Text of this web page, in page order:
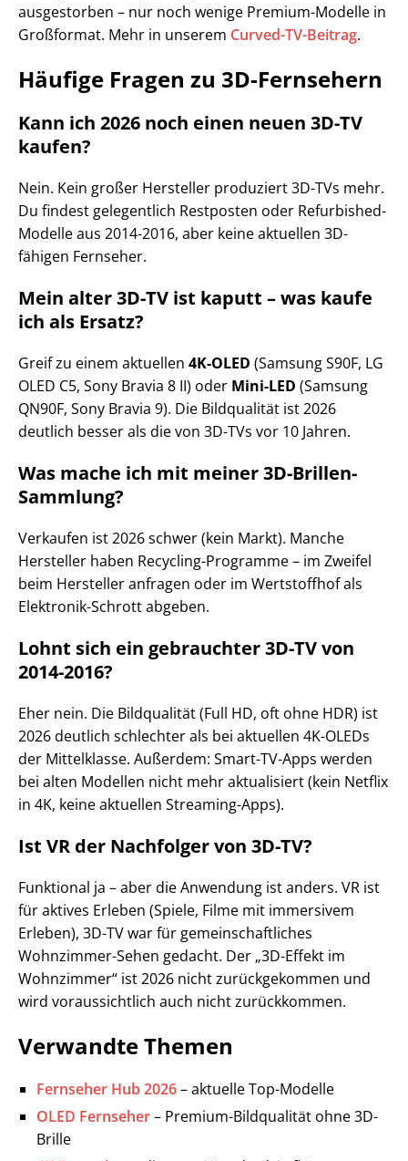
ausgestorben – nur noch wenige Premium-Modelle in
Großformat. Mehr in unserem Curved-TV-Beitrag.
Häufige Fragen zu 3D-Fernsehern
Kann ich 2026 noch einen neuen 3D-TV
kaufen?
Nein. Kein großer Hersteller produziert 3D-TVs mehr.
Du findest gelegentlich Restposten oder Refurbished-
Modelle aus 2014-2016, aber keine aktuellen 3D-
fähigen Fernseher.
Mein alter 3D-TV ist kaputt – was kaufe
ich als Ersatz?
Greif zu einem aktuellen 4K-OLED (Samsung S90F, LG
OLED C5, Sony Bravia 8 II) oder Mini-LED (Samsung
QN90F, Sony Bravia 9). Die Bildqualität ist 2026
deutlich besser als die von 3D-TVs vor 10 Jahren.
Was mache ich mit meiner 3D-Brillen-
Sammlung?
Verkaufen ist 2026 schwer (kein Markt). Manche
Hersteller haben Recycling-Programme – im Zweifel
beim Hersteller anfragen oder im Wertstoffhof als
Elektronik-Schrott abgeben.
Lohnt sich ein gebrauchter 3D-TV von
2014-2016?
Eher nein. Die Bildqualität (Full HD, oft ohne HDR) ist
2026 deutlich schlechter als bei aktuellen 4K-OLEDs
der Mittelklasse. Außerdem: Smart-TV-Apps werden
bei alten Modellen nicht mehr aktualisiert (kein Netflix
in 4K, keine aktuellen Streaming-Apps).
Ist VR der Nachfolger von 3D-TV?
Funktional ja – aber die Anwendung ist anders. VR ist
für aktives Erleben (Spiele, Filme mit immersivem
Erleben), 3D-TV war für gemeinschaftliches
Wohnzimmer-Sehen gedacht. Der „3D-Effekt im
Wohnzimmer“ ist 2026 nicht zurückgekommen und
wird voraussichtlich auch nicht zurückkommen.
Verwandte Themen
Fernseher Hub 2026– aktuelle Top-Modelle
OLED Fernseher– Premium-Bildqualität ohne 3D-
Brille